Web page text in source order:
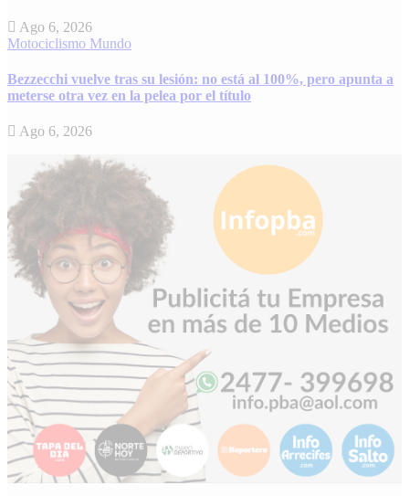
Ago 6, 2026
Motociclismo Mundo
Bezzecchi vuelve tras su lesión: no está al 100%, pero apunta a
meterse otra vez en la pelea por el título
Ago 6, 2026